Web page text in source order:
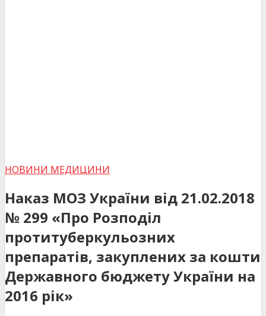
НОВИНИ МЕДИЦИНИ
Наказ МОЗ України від 21.02.2018
№ 299 «Про Розподіл
протитуберкульозних
препаратів, закуплених за кошти
Державного бюджету України на
2016 рік»